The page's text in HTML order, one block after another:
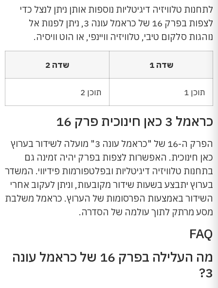
לתחנות טלוויזיה דיגיטליות נוספות אותן ניתן לנצל כדי
לצפות בפרק 16 של כראמל עונה 3, ניתן לפנות אל
נוהגות סלקום טיבי, טלוויזיה וויינפי, או הוט וויסיה.
שדה 1 שדה 2
תוכן 1 תוכן 2
כראמל 3 כאן חינוכית פרק 16
הפרק ה-16 של "כראמל עונה 3" מועלה לשידור בערוץ
כאן חינוכית. האפשרות לצפות בפרק יהיה זמינה גם
בתחנות טלוויזיה דיגיטליות ובפלטפורמות פידיווי. המשדר
בערוץ יתבצע בשעות שידור מקובעות, וניתן לעקוב אחרי
השידור באמצעות הפרסומות של הערוץ. כראמל משלבת
מסע מרתק לתוך עולמה של הסדרה.
FAQ
מה העלילה בפרק 16 של כראמל עונה
3?